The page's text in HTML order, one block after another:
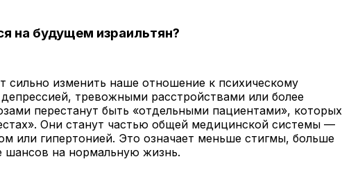
на будущем израильтян?
сильно изменить наше отношение к психическому
тревожными расстройствами или более
перестанут быть «отдельными пациентами», которых
Они станут частью общей медицинской системы —
или гипертонией. Это означает меньше стигмы, больше
шансов на нормальную жизнь.